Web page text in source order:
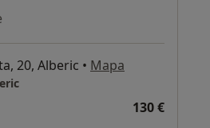
20, Alberic • Mapa
130 €